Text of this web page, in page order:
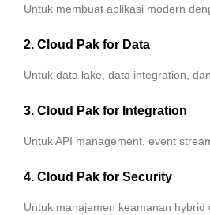
Untuk membuat aplikasi modern
2. Cloud Pak for Data
Untuk data lake, data integration,
3. Cloud Pak for Integration
Untuk API management, event
4. Cloud Pak for Security
Untuk manajemen keamanan hybrid